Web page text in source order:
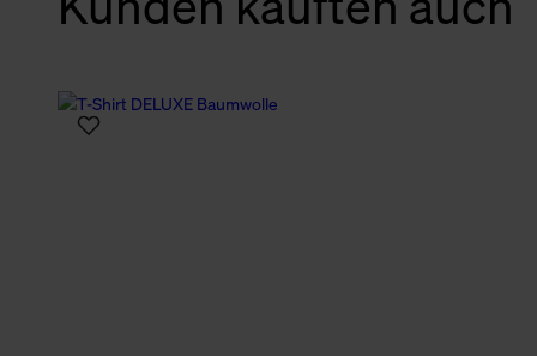
verbundene Verwendung